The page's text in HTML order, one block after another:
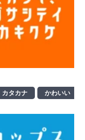
カタカナ かわいい